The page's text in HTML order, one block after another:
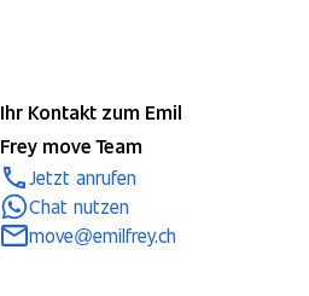
Ihr Kontakt zum Emil
Frey move Team
Jetzt anrufen
Chat nutzen
move@emilfrey.ch